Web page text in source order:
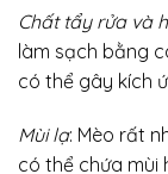
Chất tẩy rửa và
làm sạch bằng
có thể gây kích
Mùi lạ: Mèo rất
có thể chứa mùi